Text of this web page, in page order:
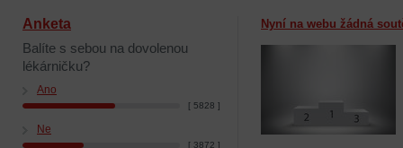
Anketa
Balíte s sebou na dovolenou
lékárničku?
Ano
[ 5828 ]
Ne
[ 3872 ]
Nyní na webu žádná